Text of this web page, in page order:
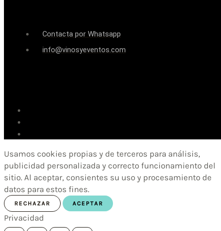
Contacta por Whatsapp
info@vinosyeventos.com
Usamos cookies propias y de terceros para análisis,
publicidad personalizada y correcto funcionamiento del
sitio. Al aceptar, consientes su uso y procesamiento de
datos para estos fines.
RECHAZAR ACEPTAR
Privacidad